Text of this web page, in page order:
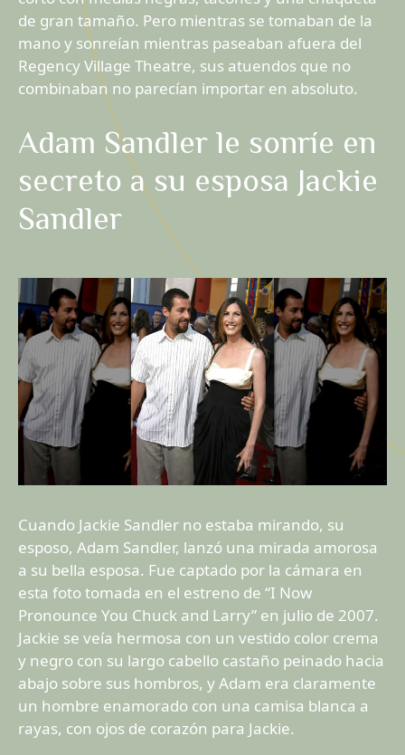
de gran tamaño. Pero mientras se tomaban de la
mano y sonreían mientras paseaban afuera del
Regency Village Theatre, sus atuendos que no
combinaban no parecían importar en absoluto.
Adam Sandler le sonríe en
secreto a su esposa Jackie
Sandler
Cuando Jackie Sandler no estaba mirando, su
esposo, Adam Sandler, lanzó una mirada amorosa
a su bella esposa. Fue captado por la cámara en
esta foto tomada en el estreno de “I Now
Pronounce You Chuck and Larry” en julio de 2007.
Jackie se veía hermosa con un vestido color crema
y negro con su largo cabello castaño peinado hacia
abajo sobre sus hombros, y Adam era claramente
un hombre enamorado con una camisa blanca a
rayas, con ojos de corazón para Jackie.